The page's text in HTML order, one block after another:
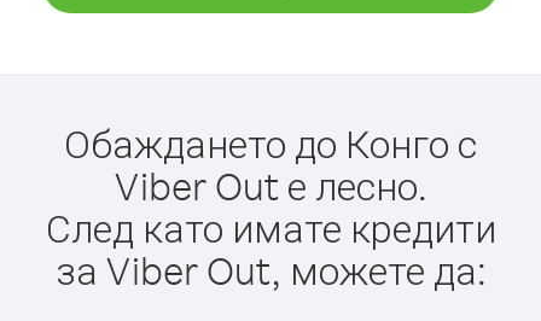
Обаждането до Конго с
Viber Out е лесно.
След като имате кредити
за Viber Out, можете да: